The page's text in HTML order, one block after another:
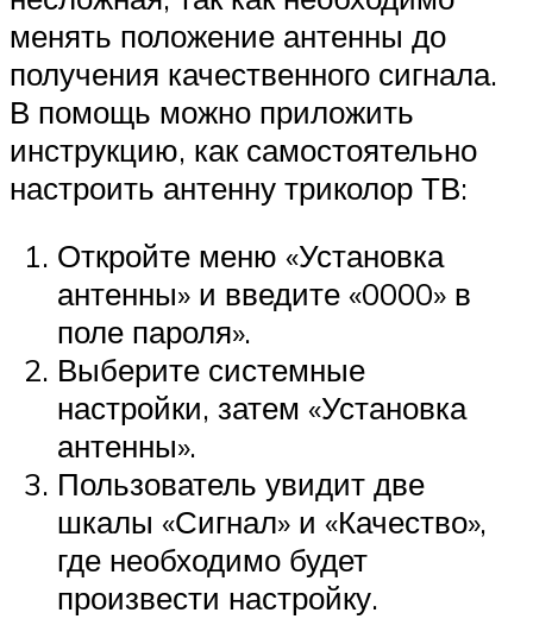
менять положение антенны до
получения качественного сигнала.
В помощь можно приложить
инструкцию, как самостоятельно
настроить антенну триколор ТВ:
Откройте меню «Установка
антенны» и введите «0000» в
поле пароля».
Выберите системные
настройки, затем «Установка
антенны».
Пользователь увидит две
шкалы «Сигнал» и «Качество»,
где необходимо будет
произвести настройку.